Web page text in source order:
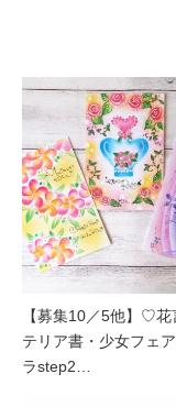
【募集10／5他】♡花
テリア書・少女フェ
ラstep2…